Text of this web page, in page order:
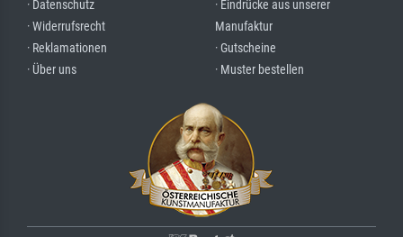
· Datenschutz
· Widerrufsrecht
· Reklamationen
· Über uns
· Eindrücke aus unserer
Manufaktur
· Gutscheine
· Muster bestellen